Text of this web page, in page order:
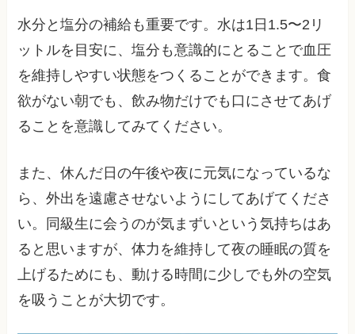
水分と塩分の補給も重要です。水は1日1.5〜2リ
ットルを目安に、塩分も意識的にとることで血圧
を維持しやすい状態をつくることができます。食
欲がない朝でも、飲み物だけでも口にさせてあげ
ることを意識してみてください。
また、休んだ日の午後や夜に元気になっているな
ら、外出を遠慮させないようにしてあげてくださ
い。同級生に会うのが気まずいという気持ちはあ
ると思いますが、体力を維持して夜の睡眠の質を
上げるためにも、動ける時間に少しでも外の空気
を吸うことが大切です。